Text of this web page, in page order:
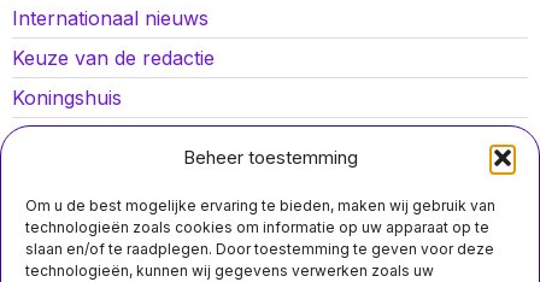
Beheer toestemming
Om u de best mogelijke ervaring te bieden, maken wij gebruik van
technologieën zoals cookies om informatie op uw apparaat op te
slaan en/of te raadplegen. Door toestemming te geven voor deze
technologieën, kunnen wij gegevens verwerken zoals uw
Internationaal nieuws
Keuze van de redactie
Koningshuis
Lokaal nieuws
Opinies
Politiek